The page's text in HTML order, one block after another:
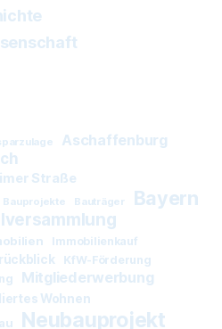
Aschaffenburg
Straße
Bauprojekte Bauträger Bayern
Immobilienkauf
KfW-Förderung
Mitgliederwerbung
Wohnen
Neubauprojekt